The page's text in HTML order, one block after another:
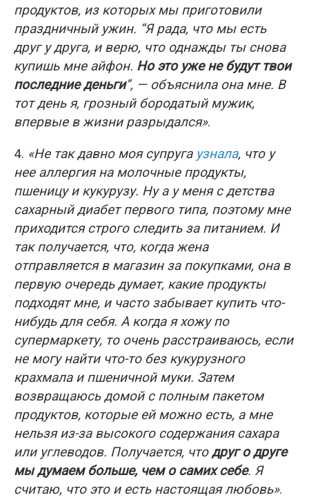
продуктов, из которых мы приготовили
праздничный ужин. “Я рада, что мы есть
друг у друга, и верю, что однажды ты снова
купишь мне айфон. Но это уже не будут твои
последние деньги”, — объяснила она мне. В
тот день я, грозный бородатый мужик,
впервые в жизни разрыдался».
4. «Не так давно моя супруга узнала, что у
нее аллергия на молочные продукты,
пшеницу и кукурузу. Ну а у меня с детства
сахарный диабет первого типа, поэтому мне
приходится строго следить за питанием. И
так получается, что, когда жена
отправляется в магазин за покупками, она в
первую очередь думает, какие продукты
подходят мне, и часто забывает купить что-
нибудь для себя. А когда я хожу по
супермаркету, то очень расстраиваюсь, если
не могу найти что-то без кукурузного
крахмала и пшеничной муки. Затем
возвращаюсь домой с полным пакетом
продуктов, которые ей можно есть, а мне
нельзя из-за высокого содержания сахара
или углеводов. Получается, чтодруг о друге
мы думаем больше, чем о самих себе. Я
считаю, что это и есть настоящая любовь».